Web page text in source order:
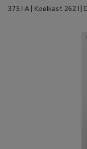
375 l A | Koelkast 262 l